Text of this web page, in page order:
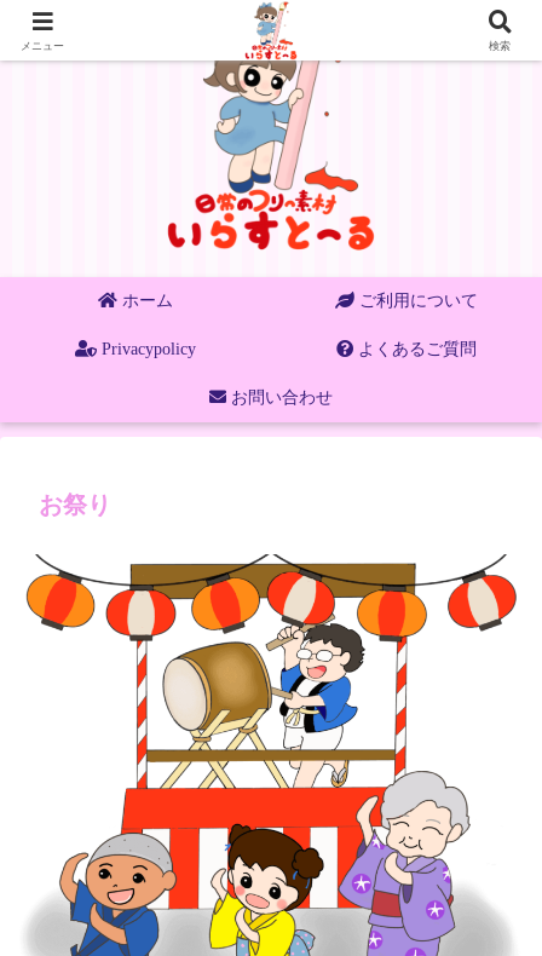
ホーム ご利用について
Privacypolicy よくあるご質問
お問い合わせ
お祭り
メニュー 検索